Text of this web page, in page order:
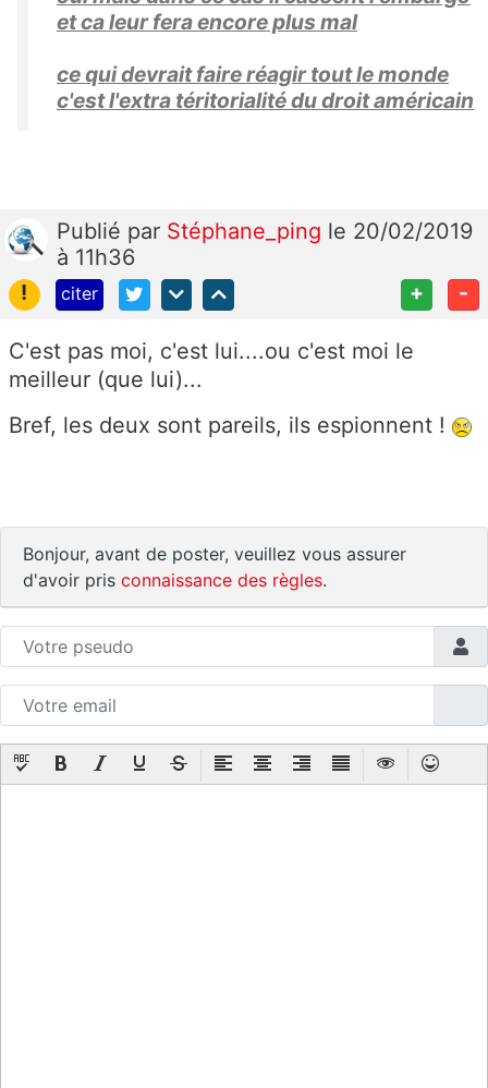
et ca leur fera encore plus mal
ce qui devrait faire réagir tout le monde
c'est l'extra téritorialité du droit américain
Publié par Stéphane_ping le 20/02/2019
à 11h36
!
citer + -
C'est pas moi, c'est lui....ou c'est moi le
meilleur (que lui)...
Bref, les deux sont pareils, ils espionnent !
Bonjour, avant de poster, veuillez vous assurer
d'avoir pris connaissance des règles.